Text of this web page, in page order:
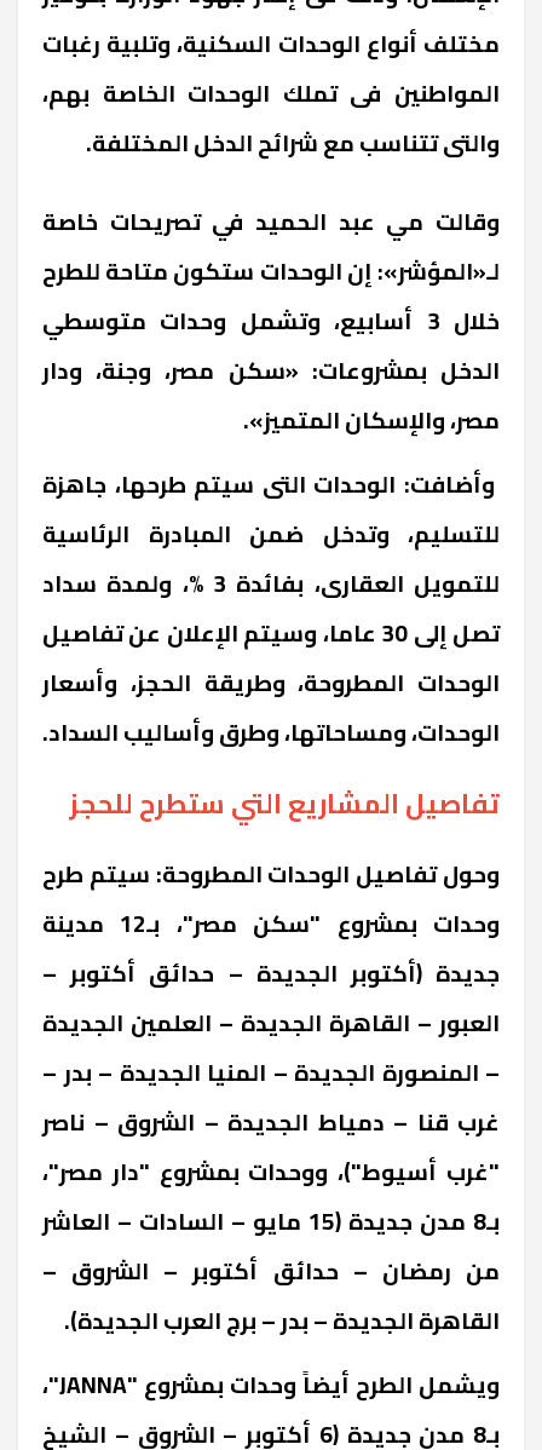
مختلف أنواع الوحدات السكنية، وتلبية رغبات
المواطنين فى تملك الوحدات الخاصة بهم،
والتى تتناسب مع شرائح الدخل المختلفة.
وقالت مي عبد الحميد في تصريحات خاصة
لـ«المؤشر»: إنالوحدات ستكون متاحة للطرح
خلال 3 أسابيع، وتشمل وحدات متوسطي
الدخل بمشروعات: «سكن مصر، وجنة، ودار
مصر، والإسكان المتميز».
وأضافت: الوحدات التى سيتم طرحها، جاهزة
للتسليم، وتدخل ضمن المبادرة الرئاسية
للتمويل العقارى، بفائدة 3 %، ولمدة سداد
تصل إلى 30 عاما، وسيتم الإعلان عن تفاصيل
الوحدات المطروحة، وطريقة الحجز، وأسعار
الوحدات، ومساحاتها، وطرق وأساليب السداد.
تفاصيل المشاريع التي ستطرح للحجز
وحول تفاصيل الوحدات المطروحة: سيتم طرح
وحدات بمشروع "سكن مصر"، بـ12 مدينة
جديدة (أكتوبر الجديدة – حدائق أكتوبر –
العبور – القاهرة الجديدة – العلمين الجديدة
– المنصورة الجديدة – المنيا الجديدة – بدر –
غرب قنا – دمياط الجديدة – الشروق – ناصر
"غرب أسيوط")، ووحدات بمشروع "دار مصر"،
بـ8 مدن جديدة (15 مايو – السادات – العاشر
من رمضان – حدائق أكتوبر – الشروق –
القاهرة الجديدة – بدر – برج العرب الجديدة).
ويشمل الطرح أيضاً وحدات بمشروع "JANNA"،
بـ8 مدن جديدة (6 أكتوبر – الشروق – الشيخ